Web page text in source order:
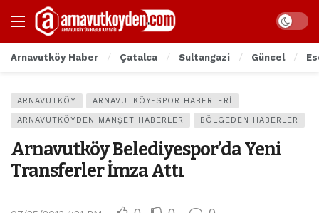
Arnavutköy Haber Çatalca Sultangazi Güncel
ARNAVUTKÖY ARNAVUTKÖY-SPOR HABERLERI
ARNAVUTKÖYDEN MANŞET HABERLER BÖLGEDEN HABERLER
Arnavutköy Belediyespor’da Yeni
Transferler İmza Attı